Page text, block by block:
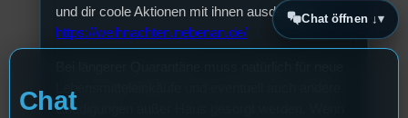
und dir coole Aktionen mit ihnen ausdenken.
https://weihnachten.nebenan.de/
Erledigungen außer Haus gesorgt werden. Wenn
Chat öffnen ↓
Chat